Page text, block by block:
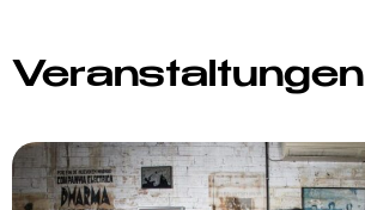
Veranstaltungen